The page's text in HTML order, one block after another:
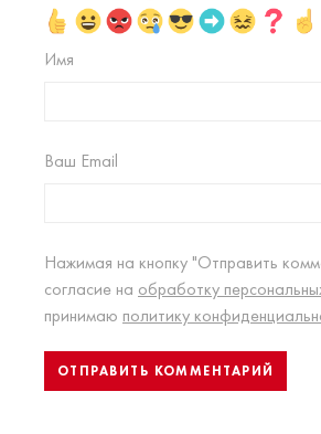
Имя
Ваш Email
Нажимая на кнопку "Отправить
согласие на обработку
принимаю политику